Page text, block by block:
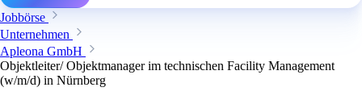
Jobbörse
Unternehmen
Apleona GmbH
Objektleiter/ Objektmanager im technischen Facility Management
(w/m/d) in Nürnberg